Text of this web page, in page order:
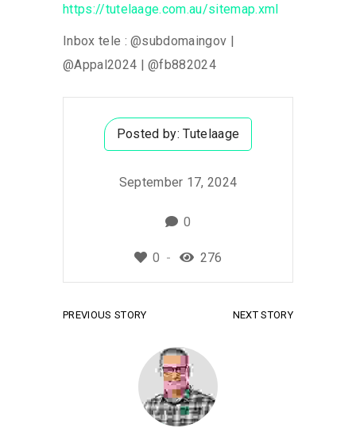
https://tutelaage.com.au/sitemap.xml
Inbox tele : @subdomaingov |
@Appal2024 | @fb882024
Posted by:Tutelaage
September 17, 2024
0
0 276
PREVIOUS STORY NEXT STORY